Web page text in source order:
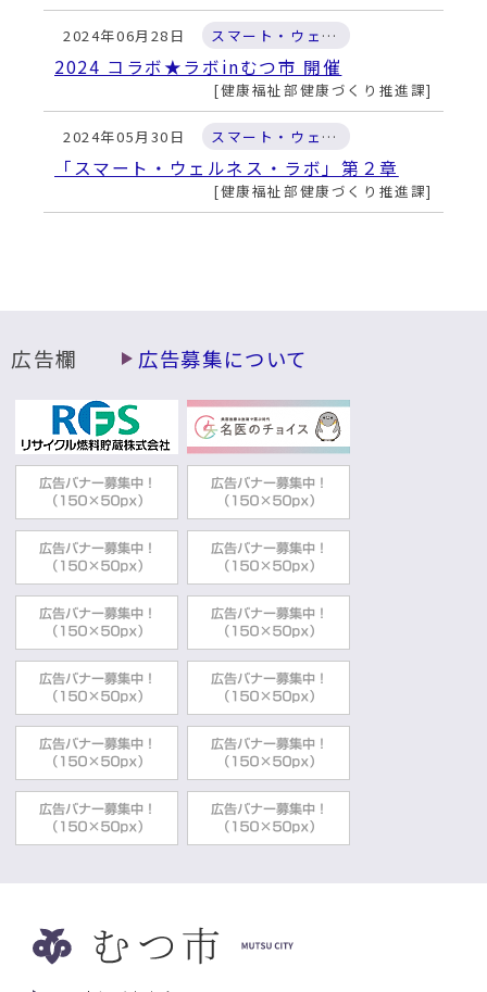
2024年06月28日 スマート・ウェルネス・ラボ
2024 コラボ★ラボinむつ市 開催
健康福祉部健康づくり推進課
2024年05月30日 スマート・ウェルネス・ラボ
「スマート・ウェルネス・ラボ」第２章
健康福祉部健康づくり推進課
2023 コラボ★ラボinむつ市 開催
2023年10月31日 スマート・ウェルネス・ラボ
HALLOWEEN WALKING の取り組み報告
健康福祉部健康づくり推進課
2023年10月20日 スマート・ウェルネス・ラボ
福井県高浜町へ視察研修に行ってきました
健康福祉部健康づくり推進課
2023年10月12日
ハロウィンイベント2023開催します
健康福祉部健康づくり推進課
2023年07月21日 スマート・ウェルネス・ラボ
ラボメンバーの研修会を実施しました
健康福祉部健康づくり推進課
2023年07月05日 スマート・ウェルネス・ラボ
広告欄 広告募集について